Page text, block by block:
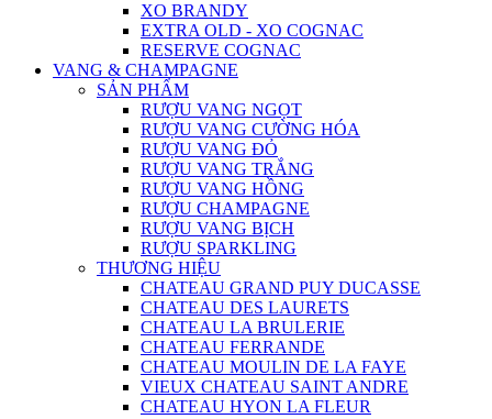
XO BRANDY
EXTRA OLD - XO COGNAC
RESERVE COGNAC
VANG & CHAMPAGNE
SẢN PHẨM
RƯỢU VANG NGỌT
RƯỢU VANG CƯỜNG HÓA
RƯỢU VANG ĐỎ
RƯỢU VANG TRẮNG
RƯỢU VANG HỒNG
RƯỢU CHAMPAGNE
RƯỢU VANG BỊCH
RƯỢU SPARKLING
THƯƠNG HIỆU
CHATEAU GRAND PUY DUCASSE
CHATEAU DES LAURETS
CHATEAU LA BRULERIE
CHATEAU FERRANDE
CHATEAU MOULIN DE LA FAYE
VIEUX CHATEAU SAINT ANDRE
CHATEAU HYON LA FLEUR